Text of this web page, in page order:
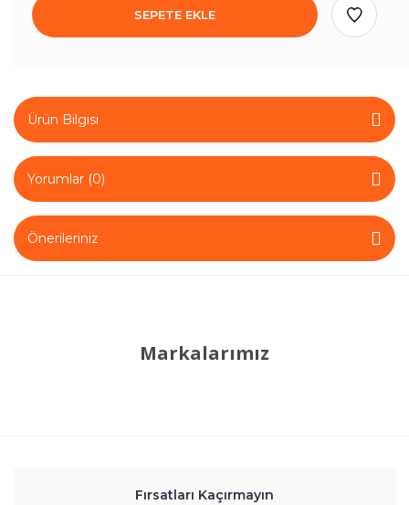
SEPETE EKLE
Ürün Bilgisi
Yorumlar (0)
Önerileriniz
Markalarımız
Fırsatları Kaçırmayın